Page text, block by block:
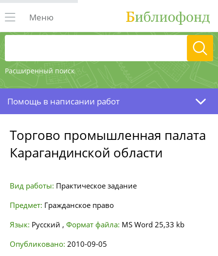
Расширенный поиск
Меню
Помощь в написании работ
Торгово промышленная палата
Карагандинской области
Вид работы: Практическое задание
Предмет: Гражданское право
Язык: Русский , Формат файла: MS Word 25,33 kb
Опубликовано: 2010-09-05